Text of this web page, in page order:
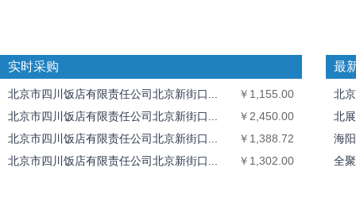
实时采购
北京市四川饭店有限责任公司北京新街口...
￥1,155.00
北京市四川饭店有限责任公司北京新街口...
￥2,450.00
北京市四川饭店有限责任公司北京新街口...
￥1,388.72
北京市四川饭店有限责任公司北京新街口...
￥1,302.00
最
北
北
海
全